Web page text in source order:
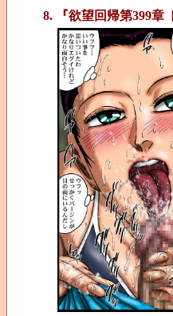
8. 『欲望回帰第399章